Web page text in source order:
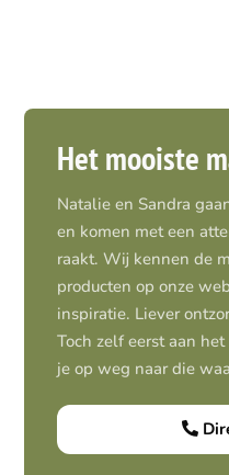
Het mooiste
Natalie en Sandra
en komen met een
raakt. Wij kennen de
producten op onze
inspiratie. Liever
Toch zelf eerst aan
je op weg naar die